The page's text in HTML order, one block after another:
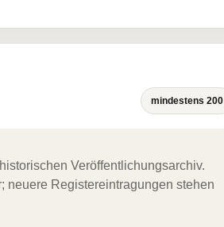
mindestens 200
Veröffentlichungsarchiv.
neuere Registereintragungen stehen